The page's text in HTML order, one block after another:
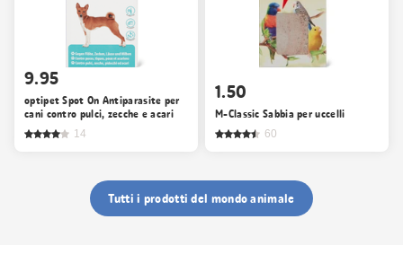
9.95
optipet Spot On Antiparasite per
cani contro pulci, zecche e acari
14
1.50
M-Classic Sabbia per uccelli
60
Tutti i prodotti del mondo animale